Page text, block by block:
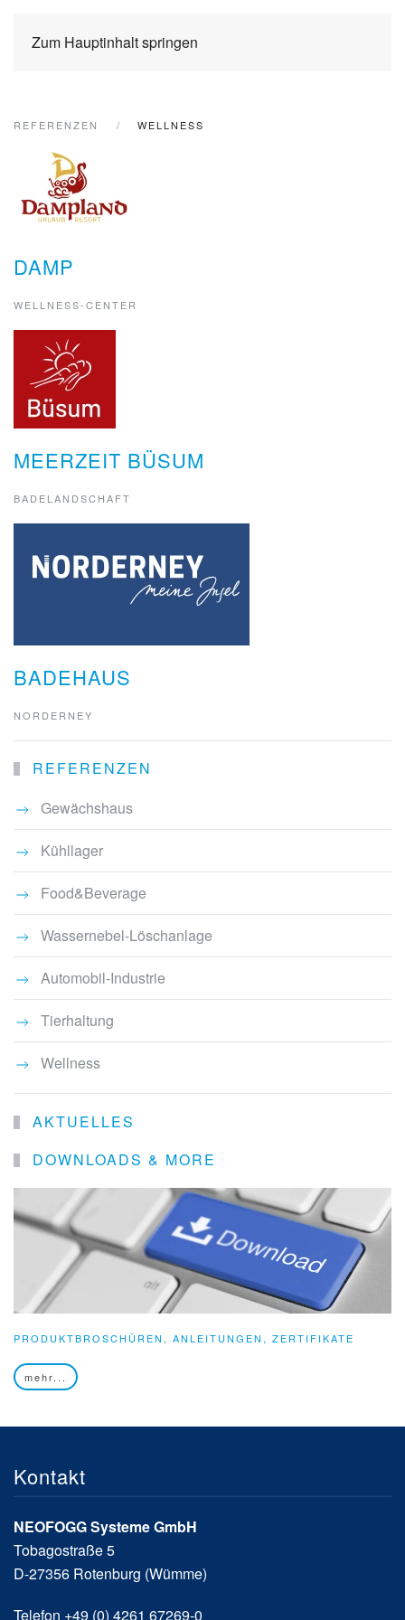
Zum Hauptinhalt springen
REFERENZEN WELLNESS
DAMP
WELLNESS-CENTER
MEERZEIT BÜSUM
BADELANDSCHAFT
BADEHAUS
NORDERNEY
REFERENZEN
Gewächshaus
Kühllager
Food&Beverage
Wassernebel-Löschanlage
Automobil-Industrie
Tierhaltung
Wellness
AKTUELLES
DOWNLOADS & MORE
PRODUKTBROSCHÜREN, ANLEITUNGEN, ZERTIFIKATE
mehr...
Kontakt
NEOFOGG Systeme GmbH
Tobagostraße 5
D-27356 Rotenburg (Wümme)
Telefon +49 (0) 4261 67269-0